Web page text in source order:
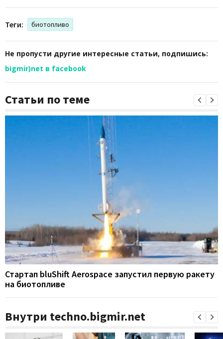
Теги: биотопливо
Не пропусти другие интересные статьи, подпишись:
bigmir)net в facebook
Статьи по теме
Стартап bluShift Aerospace запустил первую ракету
на биотопливе
Внутри techno.bigmir.net